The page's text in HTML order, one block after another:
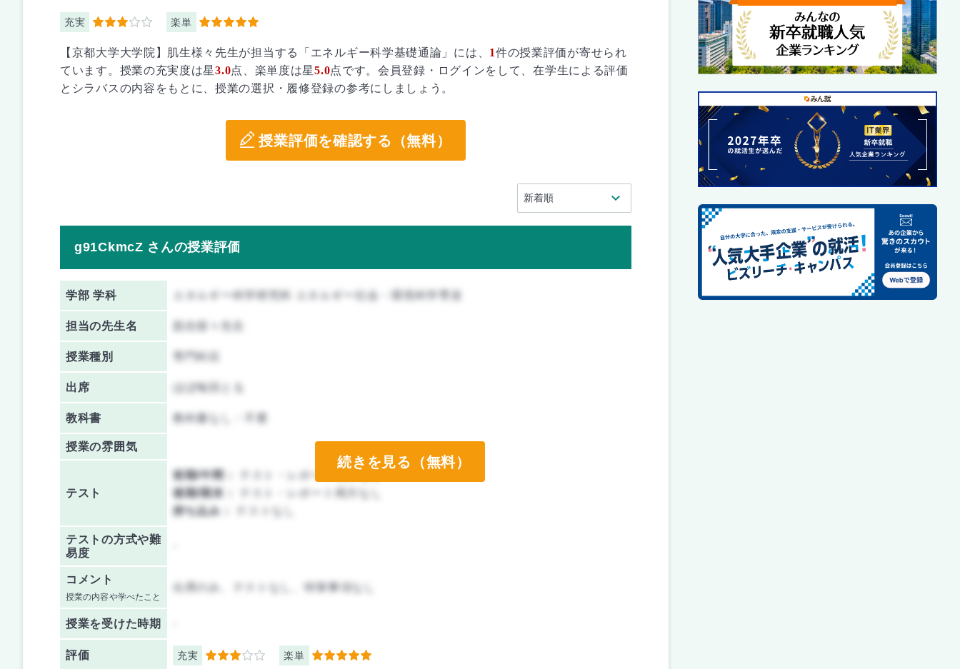
充実 3 楽単 5
【京都大学大学院】肌生様々先生が担当する「エネルギー科学基礎通論」には、 1件の授業評価が寄せられ
ています。授業の充実度は星3.0点、楽単度は星5.0点です。会員登録・ログインをして、在学生による評価
とシラバスの内容をもとに、授業の選択・履修登録の参考にしましょう。
授業評価を確認する（無料）
g91CkmcZ さんの授業評価
学部 学科 エネルギー科学研究科 エネルギー社会・環境科学専攻
担当の先生名
授業種別 専門科目
出席 ほぼ毎回とる
教科書 教科書なし・不要
授業の雰囲気
テスト
前期/中間：
後期/期末：
持ち込み：
テストの方式や難
易度
コメント
授業の内容や学べたこと
出席のみ、テストなし、特筆事項なし
授業を受けた時期
評価 充実 3 楽単 5
続きを見る（無料）